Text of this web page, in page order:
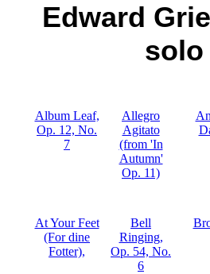
Edward
solo
Album Leaf,
Op. 12, No.
7
Allegro
Agitato
(from 'In
Autumn'
Op. 11)
At Your Feet
(For dine
Fotter),
Bell
Ringing,
Op. 54, No.
6